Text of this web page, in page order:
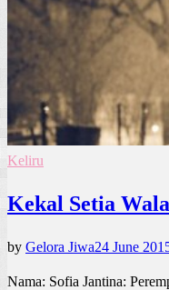
Keliru
Kekal Setia
by Gelora Jiwa24 June
Nama: Sofia Jantina: